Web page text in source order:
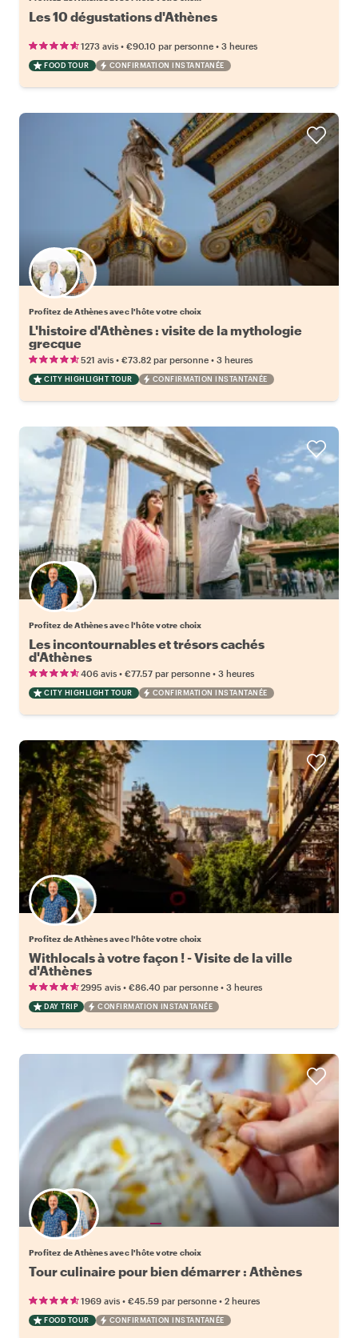
Les 10 dégustations d'Athènes
1273 avis • €90.10 par personne • 3 heures
FOOD TOUR CONFIRMATION INSTANTANÉE
Choisissez votre local favori
Profitez de Athènes avec l'hôte votre choix
L'histoire d'Athènes : visite de la mythologie
grecque
521 avis • €73.82 par personne • 3 heures
CITY HIGHLIGHT TOUR CONFIRMATION INSTANTANÉE
Choisissez votre local favori
Profitez de Athènes avec l'hôte votre choix
Les incontournables et trésors cachés
d'Athènes
406 avis • €77.57 par personne • 3 heures
CITY HIGHLIGHT TOUR CONFIRMATION INSTANTANÉE
Choisissez votre local favori
Profitez de Athènes avec l'hôte votre choix
Withlocals à votre façon ! - Visite de la ville
d'Athènes
2995 avis • €86.40 par personne • 3 heures
DAY TRIP CONFIRMATION INSTANTANÉE
Choisissez votre local favori
Profitez de Athènes avec l'hôte votre choix
Tour culinaire pour bien démarrer : Athènes
1969 avis • €45.59 par personne • 2 heures
FOOD TOUR CONFIRMATION INSTANTANÉE